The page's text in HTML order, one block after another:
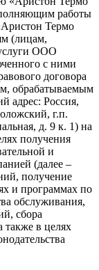
работы
Термо
(лицам,
ООО
с ними
договора
обрабатываемым
адрес: Россия,
г.п.
д. 9 к. 1) на
получения
и
(далее –
получение
и программах по
обслуживания,
сбора
также в целях